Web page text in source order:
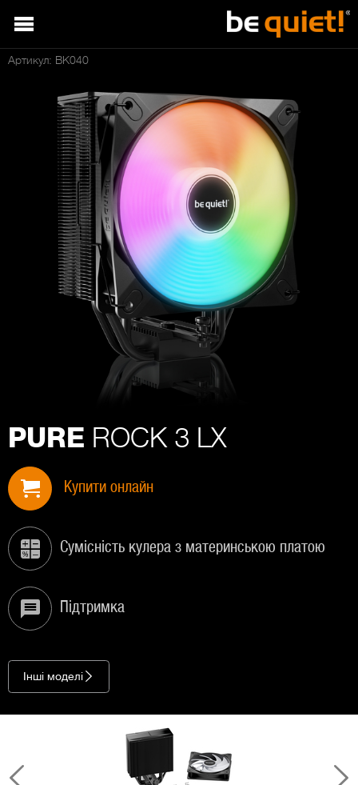
Артикул: BK040
PURE ROCK 3 LX
Купити онлайн
Сумісність кулера з материнською платою
Підтримка
Інші моделі